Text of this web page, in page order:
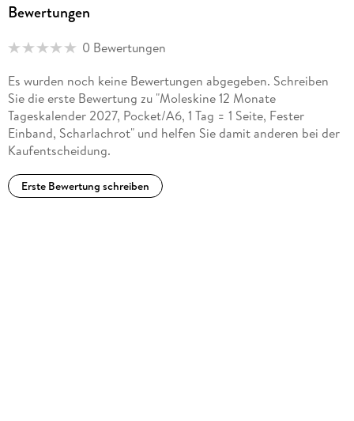
Bewertungen
0 Bewertungen
Es wurden noch keine Bewertungen abgegeben. Schreiben
Sie die erste Bewertung zu "Moleskine 12 Monate
Tageskalender 2027, Pocket/A6, 1 Tag = 1 Seite, Fester
Einband, Scharlachrot" und helfen Sie damit anderen bei der
Kaufentscheidung.
Erste Bewertung schreiben